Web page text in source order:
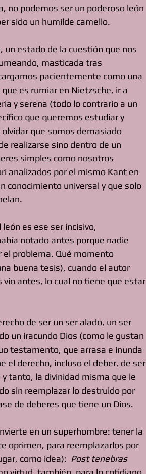
no podemos ser un poderoso león
sido un humilde camello.
estado de la cuestión que nos
masticada tras
pacientemente como una
es rumiar en Nietzsche, ir a
y serena (todo lo contrario a un
que queremos estudiar y
que somos demasiado
realizarse sino dentro de un
simples como nosotros
analizados por el mismo Kant en
conocimiento universal y que solo
es ese ser incisivo,
notado antes porque nadie
el problema. Qué momento
buena tesis), cuando el autor
vio antes, lo cual no tiene que estar
de ser un ser alado, un ser
un iracundo Dios (como le gustan
testamento, que arrasa e inunda
el derecho, incluso el deber, de ser
tanto, la divinidad misma que le
sin reemplazar lo destruido por
de deberes que tiene un Dios.
en un superhombre: tener la
oprimen, para reemplazarlos por
como idea): Post tenebras